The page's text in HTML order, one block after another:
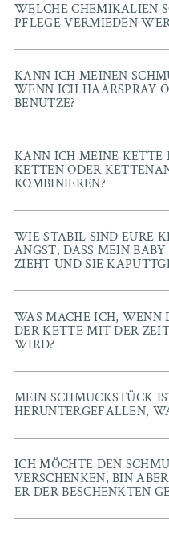
WELCHE CHEMIKALIEN
PFLEGE VERMIEDEN
KANN ICH MEINEN
WENN ICH HAARSPRAY
BENUTZE?
KANN ICH MEINE KETTE
KETTEN ODER
KOMBINIEREN?
WIE STABIL SIND EURE
ANGST, DASS MEIN
ZIEHT UND SIE
WAS MACHE ICH, WENN
DER KETTE MIT DER
WIRD?
MEIN SCHMUCKSTÜCK
HERUNTERGEFALLEN,
ICH MÖCHTE DEN
VERSCHENKEN, BIN
ER DER BESCHENKTEN